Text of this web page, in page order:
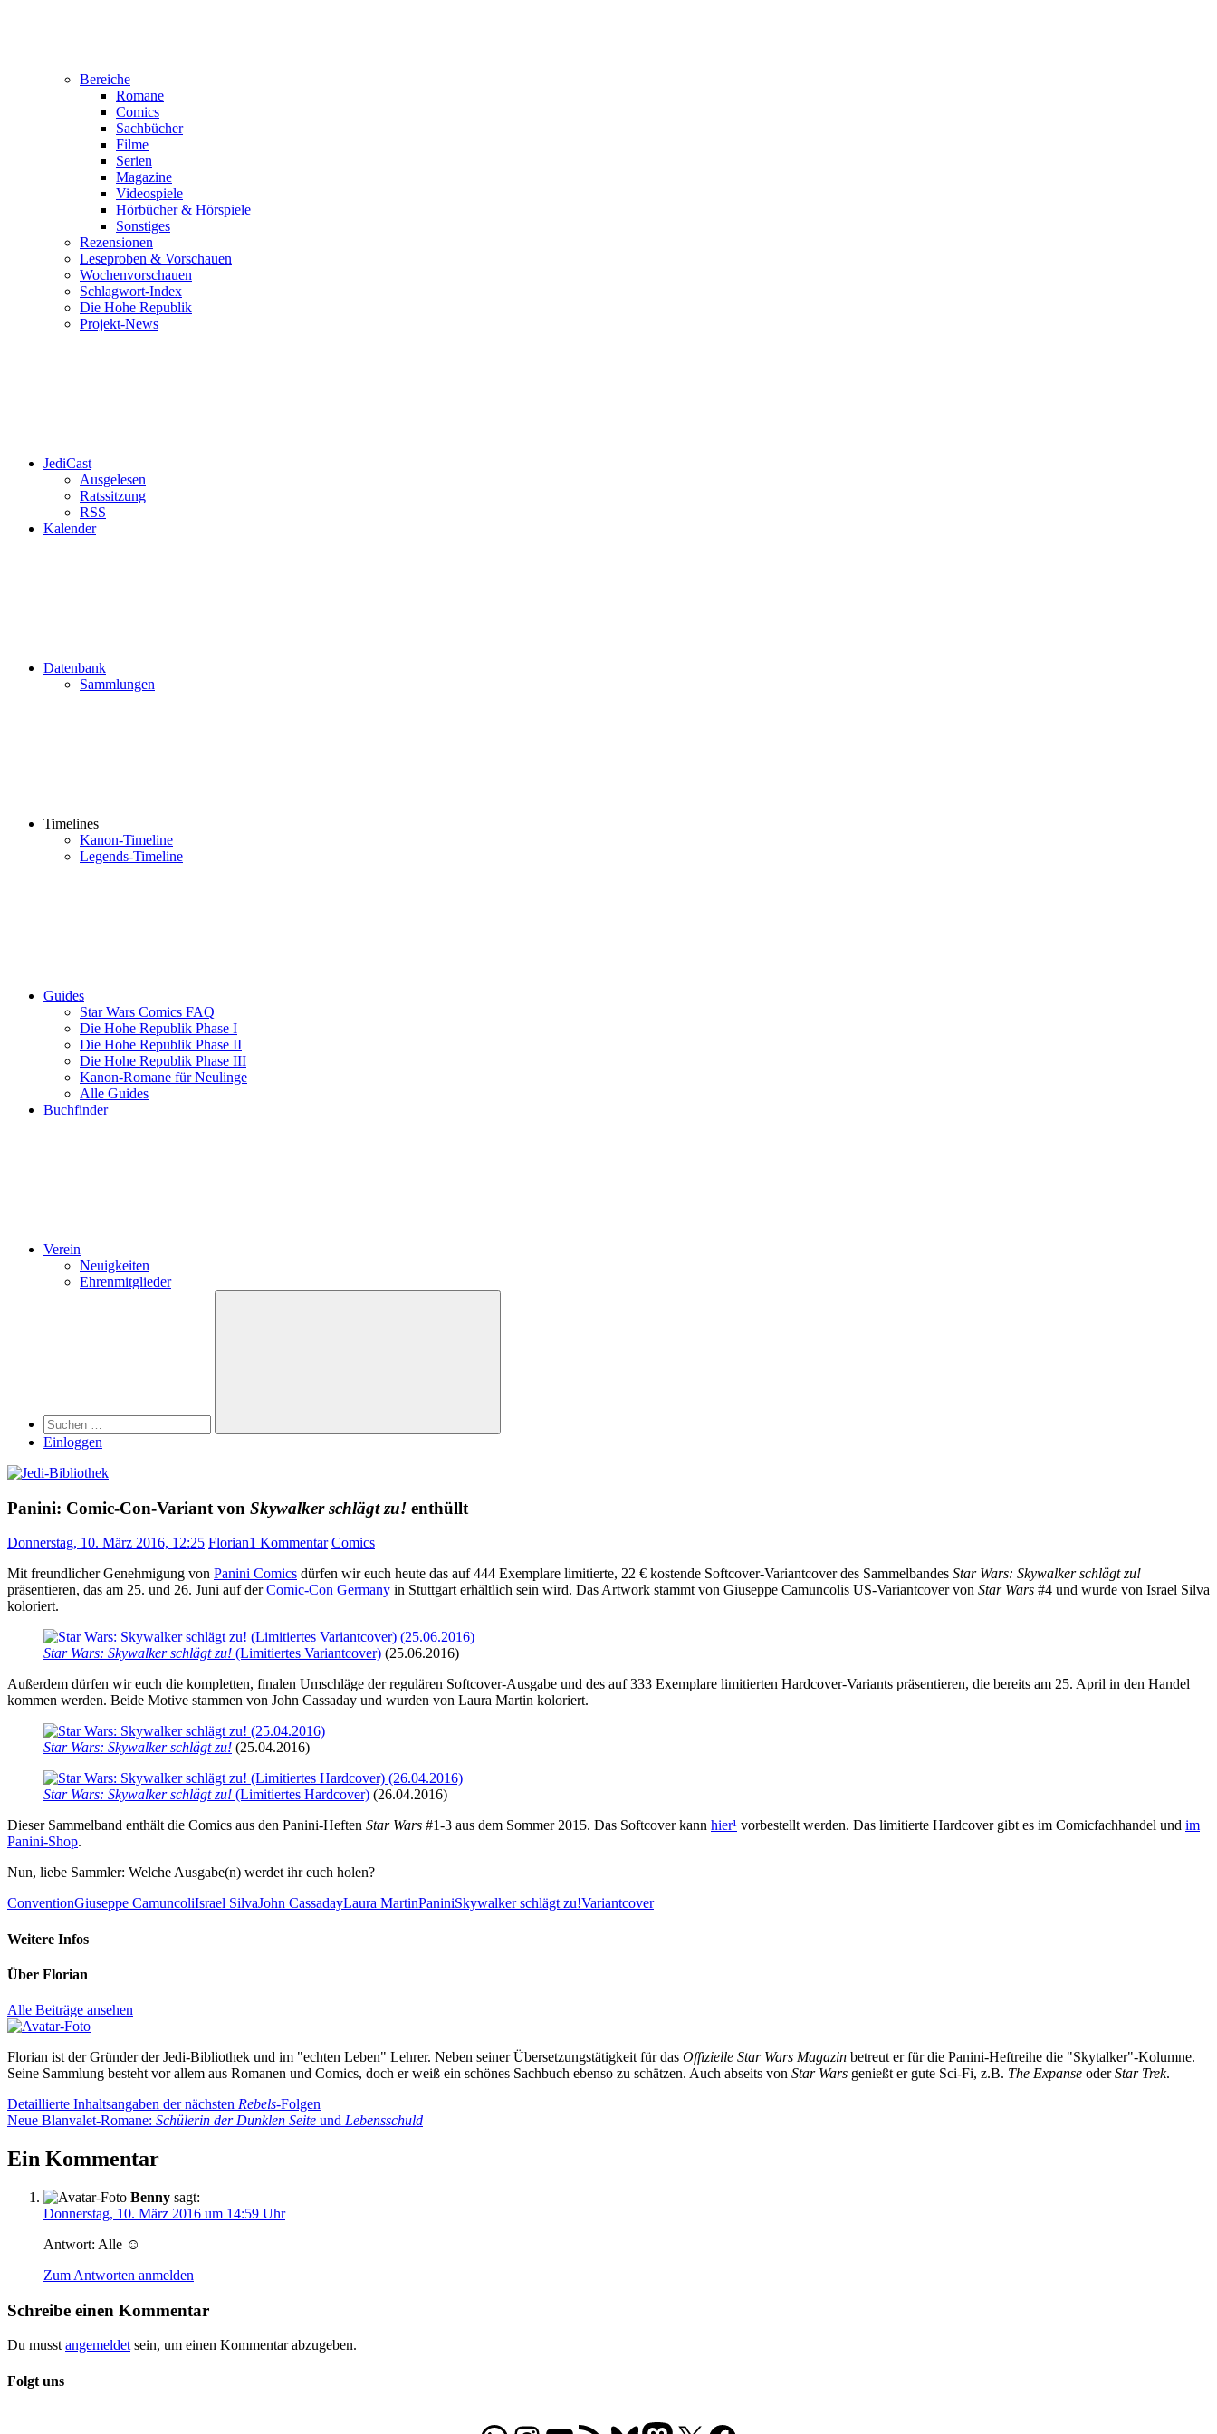
Bereiche
Romane
Comics
Sachbücher
Filme
Serien
Magazine
Videospiele
Hörbücher & Hörspiele
Sonstiges
Rezensionen
Leseproben & Vorschauen
Wochenvorschauen
Schlagwort-Index
Die Hohe Republik
Projekt-News
JediCast
Ausgelesen
Ratssitzung
RSS
Kalender
Datenbank
Sammlungen
Timelines
Kanon-Timeline
Legends-Timeline
Guides
Star Wars Comics FAQ
Die Hohe Republik Phase I
Die Hohe Republik Phase II
Die Hohe Republik Phase III
Kanon-Romane für Neulinge
Alle Guides
Buchfinder
Verein
Neuigkeiten
Ehrenmitglieder
Suchen
Einloggen
Panini: Comic-Con-Variant von Skywalker schlägt zu! enthüllt
Donnerstag, 10. März 2016, 12:25 Florian1 Kommentar Comics
Mit freundlicher Genehmigung von Panini Comics dürfen wir euch heute das auf 444 Exemplare limitierte, 22 € kostende Softcover-Variantcover des Sammelbandes Star Wars: Skywalker schlägt zu!
präsentieren, das am 25. und 26. Juni auf derComic-Con Germany in Stuttgart erhältlich sein wird. Das Artwork stammt von Giuseppe Camuncolis US-Variantcover von Star Wars #4 und wurde von Israel Silva
koloriert.
Star Wars: Skywalker schlägt zu! (Limitiertes Variantcover) (25.06.2016)
Außerdem dürfen wir euch die kompletten, finalen Umschläge der regulären Softcover-Ausgabe und des auf 333 Exemplare limitierten Hardcover-Variants präsentieren, die bereits am 25. April in den Handel
kommen werden. Beide Motive stammen von John Cassaday und wurden von Laura Martin koloriert.
Star Wars: Skywalker schlägt zu! (25.04.2016)
Star Wars: Skywalker schlägt zu! (Limitiertes Hardcover) (26.04.2016)
Dieser Sammelband enthält die Comics aus den Panini-Heften Star Wars #1-3 aus dem Sommer 2015. Das Softcover kann hier¹ vorbestellt werden. Das limitierte Hardcover gibt es im Comicfachhandel und im
Panini-Shop.
Nun, liebe Sammler: Welche Ausgabe(n) werdet ihr euch holen?
ConventionGiuseppe CamuncoliIsrael SilvaJohn CassadayLaura MartinPaniniSkywalker schlägt zu!Variantcover
Weitere Infos
Über Florian
Alle Beiträge ansehen
Florian ist der Gründer der Jedi-Bibliothek und im "echten Leben" Lehrer. Neben seiner Übersetzungstätigkeit für das Offizielle Star Wars Magazin betreut er für die Panini-Heftreihe die "Skytalker"-Kolumne.
Seine Sammlung besteht vor allem aus Romanen und Comics, doch er weiß ein schönes Sachbuch ebenso zu schätzen. Auch abseits von Star Wars genießt er gute Sci-Fi, z.B. The Expanse oderStar Trek.
Beitragsnavigation
Vorheriger
Beitrag:
Detaillierte Inhaltsangaben der nächsten Rebels-Folgen
Nächster
Neue Blanvalet-Romane: Schülerin der Dunklen Seite und Lebensschuld
Ein Kommentar
Benny sagt:
Donnerstag, 10. März 2016 um 14:59 Uhr
Antwort: Alle ☺
Zum Antworten anmelden
Schreibe einen Kommentar
Du musstangemeldetsein, um einen Kommentar abzugeben.
Folgt uns